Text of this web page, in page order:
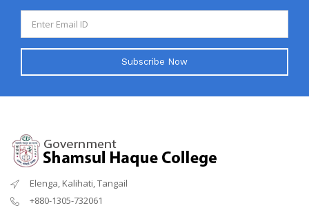
Subscribe Now
Elenga, Kalihati, Tangail
+880-1305-732061